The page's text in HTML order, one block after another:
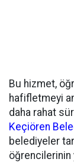
Bu hizmet,
hafifletmeyi
daha rahat
Keçiören
belediyeler
öğrencilerinin